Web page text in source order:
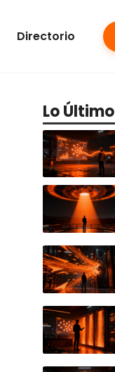
Directorio
Lo Último